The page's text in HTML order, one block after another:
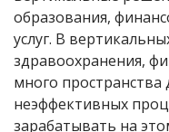
образования,
услуг. В
здравоохранения,
много
неэффективных
зарабатывать на